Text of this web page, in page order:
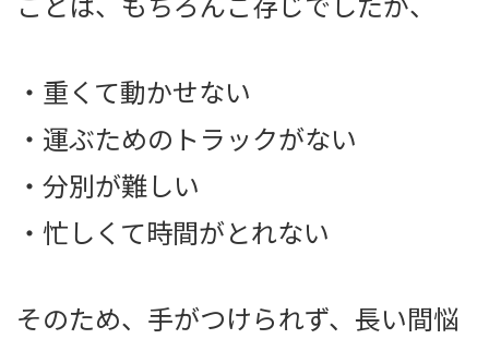
・重くて動かせない
・運ぶためのトラックがない
・分別が難しい
・忙しくて時間がとれない
そのため、手がつけられず、長い間悩